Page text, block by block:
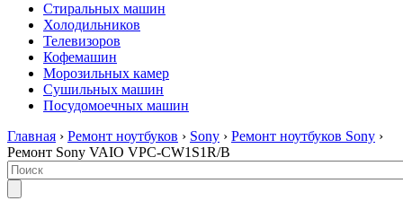
Стиральных машин
Холодильников
Телевизоров
Кофемашин
Морозильных камер
Сушильных машин
Посудомоечных машин
Главная › Ремонт ноутбуков › Sony › Ремонт ноутбуков Sony ›
Ремонт Sony VAIO VPC-CW1S1R/B